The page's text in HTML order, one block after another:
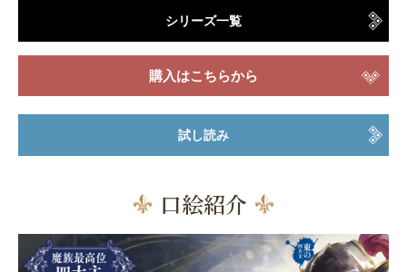
シリーズ一覧
購入はこちらから
試し読み
口絵紹介